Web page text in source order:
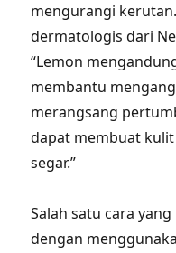
mengurangi
dermatologis dari
“Lemon
membantu
merangsang
dapat membuat
segar.”
Salah satu cara
dengan